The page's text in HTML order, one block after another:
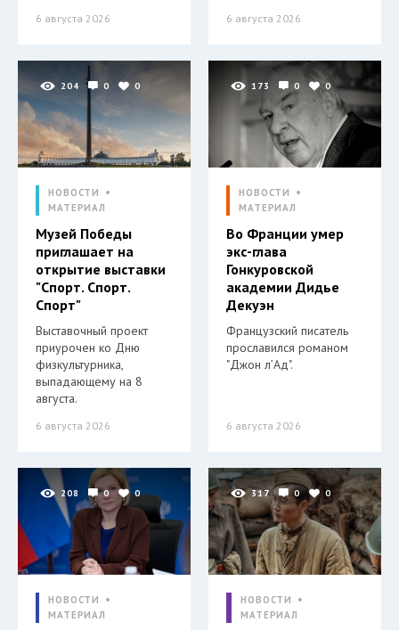
6 августа 2026 6 августа 2026
204 0 0
НОВОСТИ
МАТЕРИАЛ
Музей Победы
приглашает на
открытие выставки
"Спорт. Спорт.
Спорт"
Выставочный проект
приурочен ко Дню
физкультурника,
выпадающему на 8
августа.
6 августа 2026
173 0 0
НОВОСТИ
МАТЕРИАЛ
Во Франции умер
экс-глава
Гонкуровской
академии Дидье
Декуэн
Французский писатель
прославился романом
"Джон л’Ад".
6 августа 2026
208 0 0
НОВОСТИ
МАТЕРИАЛ
317 0 0
НОВОСТИ
МАТЕРИАЛ